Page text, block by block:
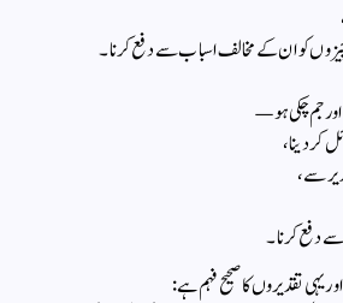
کو ان کے مخالف اسباب سے دفع کرنا۔
جم چکی ہو—
کر دینا،
سے،
سے دفع کرنا۔
یہی تقدیروں کا صحیح فہم ہے: